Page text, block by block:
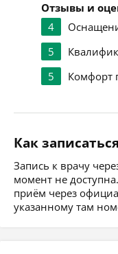
Отзывы и
4
5
5
Комфорт
Как
Запись к врачу
момент не
приём через
указанному там